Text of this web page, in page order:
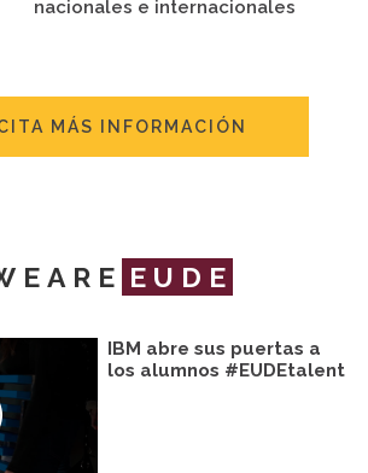
nacionales e internacionales
MÁS INFORMACIÓN
EUDE
IBM abre sus puertas a
los alumnos #EUDEtalent